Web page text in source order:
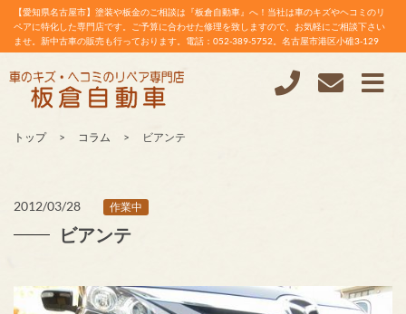
【愛知県名古屋市】塗装や板金のご相談は『板倉自動車』へ！当社は車のキズやヘコミのリ
ペアに特化した専門店です。ご予算に合わせた修理を致しますので、お気軽にご相談下さい
ませ。新中古車の販売も行っております。電話：052-389-5752。名古屋市港区小碓3-129
トップ コラム ビアンテ
2012/03/28 作業中
ビアンテ